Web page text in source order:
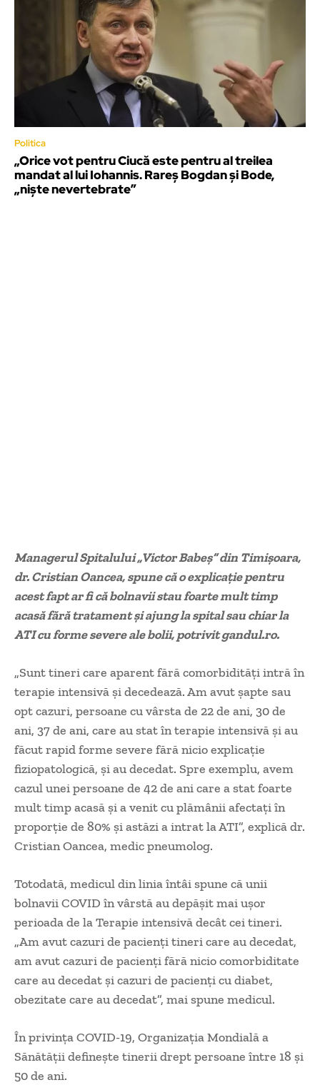
Politica
„Orice vot pentru Ciucă este pentru al treilea
mandat al lui Iohannis. Rareș Bogdan și Bode,
„niște nevertebrate”
Managerul Spitalului „Victor Babeș” din Timișoara,
dr. Cristian Oancea, spune că o explicație pentru
acest fapt ar fi că bolnavii stau foarte mult timp
acasă fără tratament și ajung la spital sau chiar la
ATI cu forme severe ale bolii, potrivit gandul.ro.
„Sunt tineri care aparent fără comorbidități intră în
terapie intensivă și decedează. Am avut șapte sau
opt cazuri, persoane cu vârsta de 22 de ani, 30 de
ani, 37 de ani, care au stat în terapie intensivă și au
făcut rapid forme severe fără nicio explicație
fiziopatologică, și au decedat. Spre exemplu, avem
cazul unei persoane de 42 de ani care a stat foarte
mult timp acasă și a venit cu plămânii afectați în
proporție de 80% și astăzi a intrat la ATI”, explică dr.
Cristian Oancea, medic pneumolog.
Totodată, medicul din linia întâi spune că unii
bolnavii COVID în vârstă au depășit mai ușor
perioada de la Terapie intensivă decât cei tineri.
„Am avut cazuri de pacienți tineri care au decedat,
am avut cazuri de pacienți fără nicio comorbiditate
care au decedat și cazuri de pacienți cu diabet,
obezitate care au decedat”, mai spune medicul.
În privinţa COVID-19, Organizaţia Mondială a
Sănătății defineşte tinerii drept persoane între 18 şi
50 de ani.